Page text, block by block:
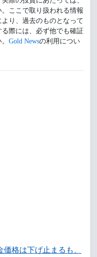
ここで取り扱われる情報
り、過去のものとなって
際には、必ず他でも確証
Gold Newsの利用につい
価格は下げ止まるも、